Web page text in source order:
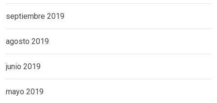
septiembre 2019
agosto 2019
junio 2019
mayo 2019